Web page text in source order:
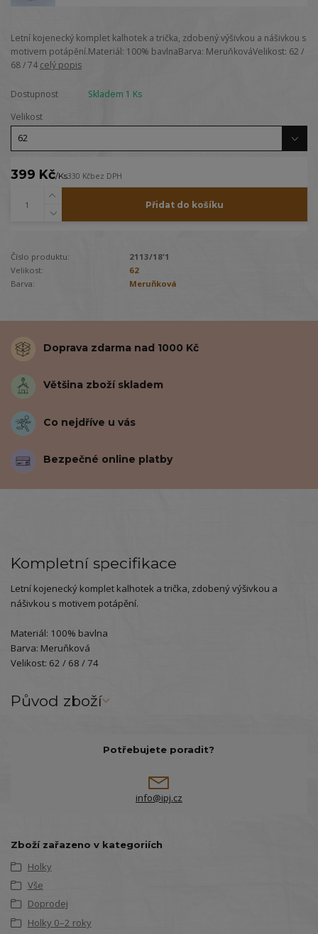
Letní kojenecký komplet kalhotek a trička, zdobený výšivkou a nášivkou s
motivem potápění.Materiál: 100% bavlnaBarva: MeruňkováVelikost: 62 /
68 / 74 celý popis
Dostupnost
Skladem 1 Ks
Velikost
399 Kč/Ks330 Kčbez DPH
Přidat do košíku
Číslo produktu:
2113/18'1
Velikost:
62
Barva:
Meruňková
Doprava zdarma nad 1000 Kč
Většina zboží skladem
Co nejdříve u vás
Bezpečné online platby
Kompletní specifikace
Letní kojenecký komplet kalhotek a trička, zdobený výšivkou a
nášivkou s motivem potápění.
Materiál: 100% bavlna
Barva: Meruňková
Velikost: 62 / 68 / 74
Původ zboží
Potřebujete poradit?
info@ipj.cz
Zboží zařazeno v kategoriích
Holky
Vše
Doprodej
Holky 0–2 roky